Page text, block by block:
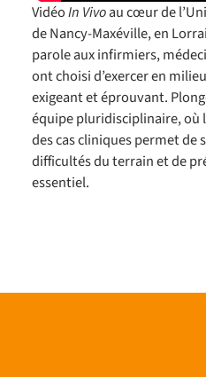
VidéoIn Vivoau cœur de
de Nancy-Maxéville, en
parole aux infirmiers,
ont choisi d’exercer en
exigeant et éprouvant.
équipe pluridisciplinaire, où
des cas cliniques permet
difficultés du terrain et de
essentiel.